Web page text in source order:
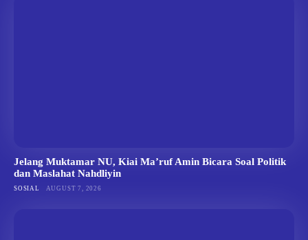
Jelang Muktamar NU, Kiai Ma’ruf Amin Bicara Soal Politik
dan Maslahat Nahdliyin
SOSIAL AUGUST 7, 2026